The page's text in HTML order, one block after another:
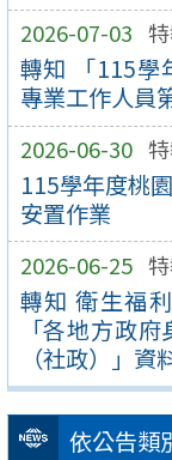
2026-07-03
轉知 「115學
專業工作人員
2026-06-30
115學年度桃
安置作業
2026-06-25
轉知 衛生福
「各地方政
（社政）」資
依公告類